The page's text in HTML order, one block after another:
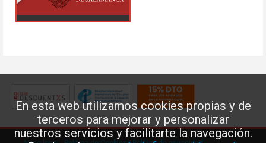
En esta web utilizamos cookies propias y de
terceros para mejorar y personalizar
nuestros servicios y facilitarte la navegación.